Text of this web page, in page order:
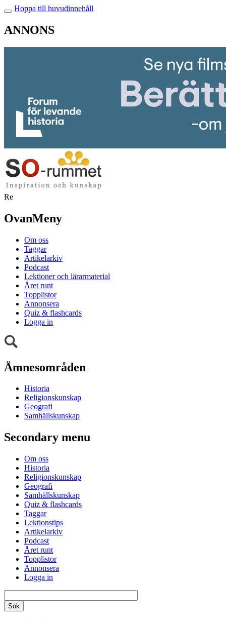
Hoppa till huvudinnehåll
ANNONS
Re
OvanMeny
Om oss
Taggar
Artikelarkiv
Podcast
Lektioner och lärarmaterial
Året runt
Topplistor
Annonsera
Quiz & flashcards
Logga in
Ämnesområden
Historia
Religionskunskap
Geografi
Samhällskunskap
Secondary menu
Om oss
Historia
Religionskunskap
Geografi
Samhällskunskap
Quiz & flashcards
Taggar
Lektionstips
Artikelarkiv
Podcast
Året runt
Topplistor
Annonsera
Logga in